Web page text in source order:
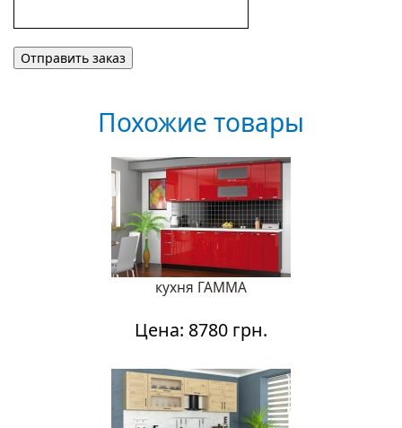
Похожие товары
кухня ГАММА
Цена: 8780 грн.